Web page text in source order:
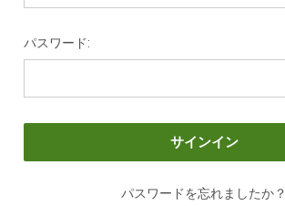
パスワード:
パスワードを忘れましたか？